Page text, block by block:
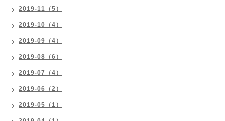
2019-11（5）
2019-10（4）
2019-09（4）
2019-08（6）
2019-07（4）
2019-06（2）
2019-05（1）